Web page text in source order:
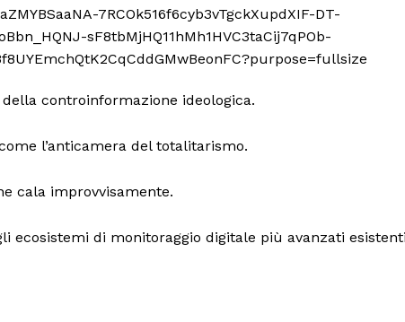
controinformazione ideologica.
l’anticamera del totalitarismo.
cala improvvisamente.
ecosistemi di monitoraggio digitale più avanzati